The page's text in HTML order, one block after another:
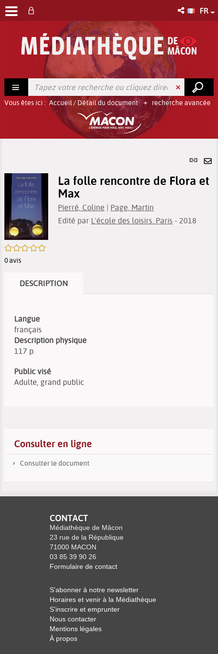
FR
recherche avancée
Vous êtes ici : Accueil/ Détail du document
Lien
/5
0avis
La folle rencontre de Flora et
Max
Pierré, Coline | Page, Martin
Edité par L'école des loisirs. Paris - 2018
DESCRIPTION
Langue
français
Description physique
117 p.
Public visé
Adulte, grand public
Consulter en ligne
Consulter le document
CONTACT
Médiathèque de Mâcon
23 rue de la République
71000 MACON
03 85 39 90 26
Formulaire de contact
S'abonner à notre newsletter
Horaires et venir à la Médiathèque
S'inscrire et emprunter
Nous contacter
Mentions légales
À propos